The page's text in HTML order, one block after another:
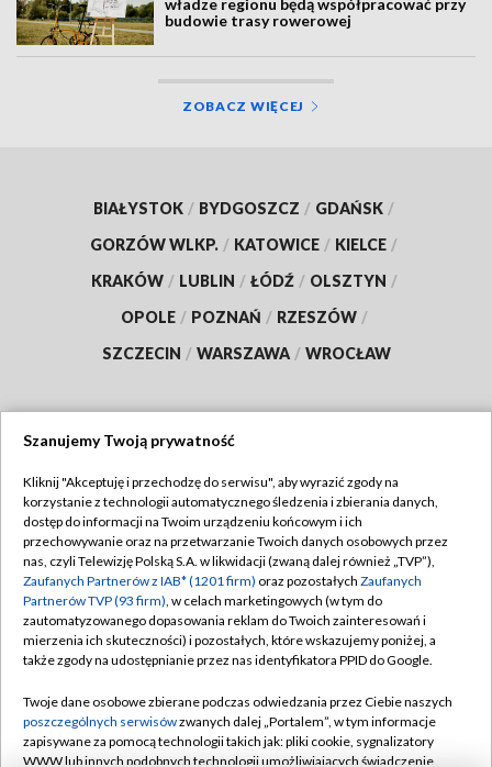
budowie trasy rowerowej
ZOBACZ WIĘCEJ
BIAŁYSTOK / BYDGOSZCZ / GDAŃSK /
GORZÓW WLKP. / KATOWICE / KIELCE /
KRAKÓW / LUBLIN / ŁÓDŹ / OLSZTYN /
OPOLE / POZNAŃ / RZESZÓW /
SZCZECIN / WARSZAWA / WROCŁAW
TVP
Abonament TVP
Emisja w TVP
Centrum informacji TVP
Naziemna Telewizja Cyfrowa
Rada Programowa
System NOS
Regulamin TVP
Polityka prywatności
Moje zgody
Pomoc
Kontakt
Szanujemy Twoją prywatność
Kliknij "Akceptuję i przechodzę do serwisu", aby wyrazić zgody na
korzystanie z technologii automatycznego śledzenia i zbierania danych,
dostęp do informacji na Twoim urządzeniu końcowym i ich
przechowywanie oraz na przetwarzanie Twoich danych osobowych przez
nas, czyli Telewizję Polską S.A. w likwidacji (zwaną dalej również „TVP”),
Zaufanych Partnerów z IAB* (1201 firm) oraz pozostałych Zaufanych
Partnerów TVP (93 firm), w celach marketingowych (w tym do
zautomatyzowanego dopasowania reklam do Twoich zainteresowań i
mierzenia ich skuteczności) i pozostałych, które wskazujemy poniżej, a
także zgody na udostępnianie przez nas identyfikatora PPID do Google.
Twoje dane osobowe zbierane podczas odwiedzania przez Ciebie naszych
poszczególnych serwisówzwanych dalej „Portalem”, w tym informacje
zapisywane za pomocą technologii takich jak: pliki cookie, sygnalizatory
WWW lub innych podobnych technologii umożliwiających świadczenie